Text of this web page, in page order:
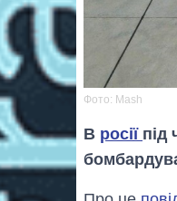
Фото: Мash
В росії під